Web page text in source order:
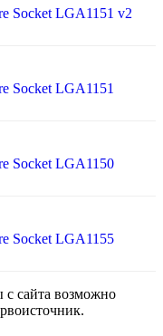
Socket LGA1151 v2
Socket LGA1151
Socket LGA1150
Socket LGA1155
сайта возможно